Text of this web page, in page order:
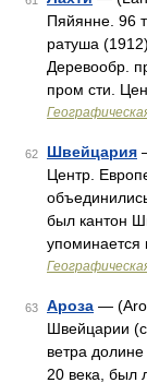
Пяйянне. 96
ратуша
Деревообр.
пром сти.
62 Швейцария
Центр.
был кантон
упоминается
63 Ароза —
Швейцарии
ветра
20 века, был